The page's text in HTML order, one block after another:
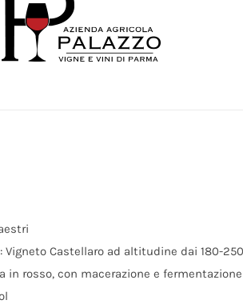
Vigneto Castellaro ad altitudine dai 180-
in rosso, con macerazione e